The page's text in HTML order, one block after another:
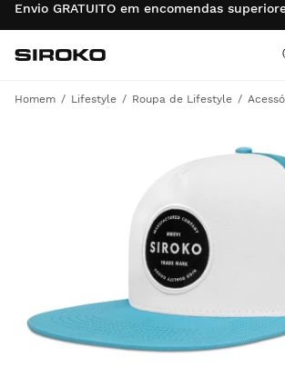
Envio GRATUITO em encomendas
Ir para a
Siroko.com
Homem Lifestyle Roupa de Lifestyle